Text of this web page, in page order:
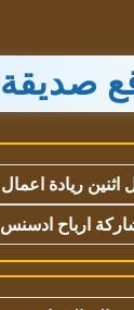
صديقة
اثنين ريادة اعمال
ارباح ادسنس